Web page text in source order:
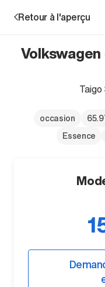
Prestations
Succursales
Recherche
Entreprise &
Retour à l'aperçu
Volkswagen
occasion
Essence